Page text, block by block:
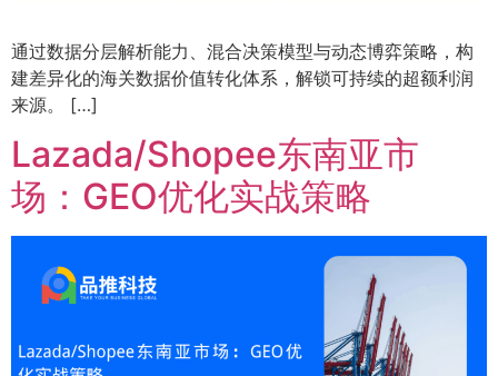
通过数据分层解析能力、混合决策模型与动态博弈策略，构
建差异化的海关数据价值转化体系，解锁可持续的超额利润
来源。 […]
Lazada/Shopee东南亚市
场：GEO优化实战策略